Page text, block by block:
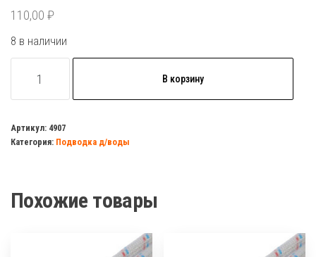
110,00 ₽
8 в наличии
товара
д/
воды
г
В корзину
Артикул: 4907
Категория: Подводка д/воды
Похожие товары